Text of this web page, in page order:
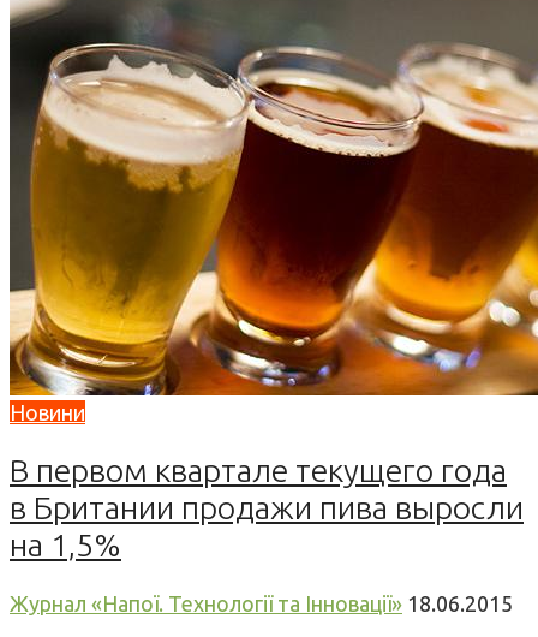
Новини
В первом квартале текущего года
в Британии продажи пива выросли
на 1,5%
Журнал «Напої. Технології та Інновації» 18.06.2015